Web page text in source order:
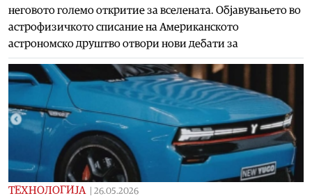
неговото големо откритие за вселената. Објавувањето во
астрофизичкото списание на Американското
астрономско друштво отвори нови дебати за
ТЕХНОЛОГИЈА 26.05.2026